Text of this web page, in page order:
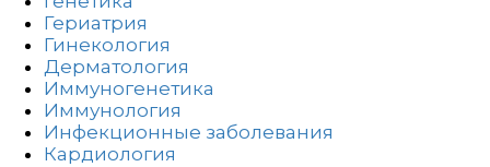
Гериатрия
Гинекология
Дерматология
Иммуногенетика
Иммунология
Инфекционные заболевания
Кардиология